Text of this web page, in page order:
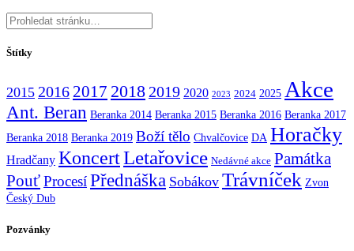
Štítky
2015 2016 2017 2018 2019 2020 2023 2024 2025 Akce
Ant. Beran Beranka 2014 Beranka 2015 Beranka 2016 Beranka 2017
Beranka 2018 Beranka 2019 Boží tělo Chvalčovice DA Horačky
Hradčany KoncertLetařovice Nedávné akce Památka
PouťProcesíPřednáška Sobákov Trávníček Zvon
Český Dub
Pozvánky